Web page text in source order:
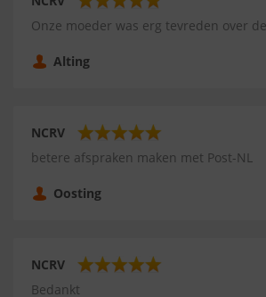
Onze moeder was erg tevreden over
Alting
NCRV
betere afspraken maken met Post-NL
Oosting
NCRV
Bedankt